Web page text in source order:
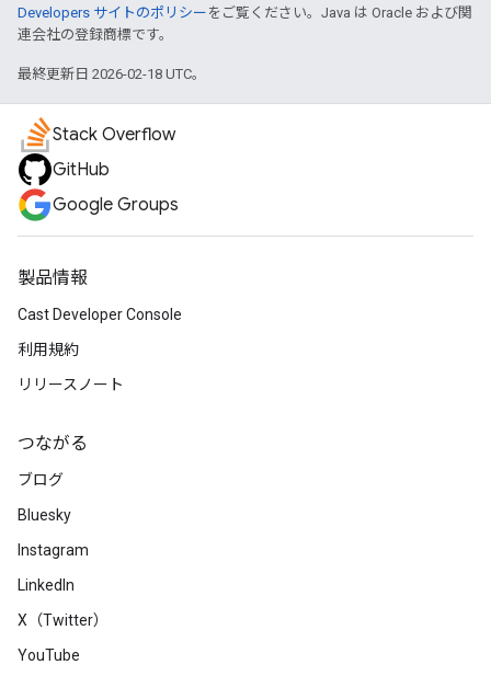
Developers サイトのポリシー をご覧ください。Java は Oracle および関
連会社の登録商標です。
最終更新日 2026-02-18 UTC。
Stack Overflow
GitHub
Google Groups
製品情報
Cast Developer Console
利用規約
リリースノート
つながる
ブログ
Bluesky
Instagram
LinkedIn
X（Twitter）
YouTube